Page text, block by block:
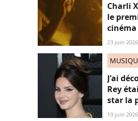
Charli
le
c'est un
23 juin 2026
J'ai
Rey
star la
de la
19 juin 2026